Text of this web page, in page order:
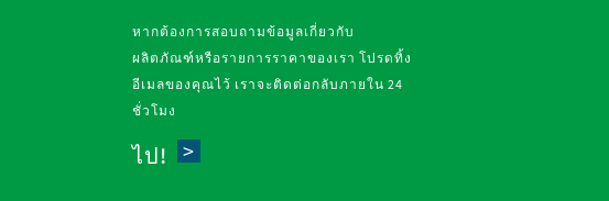
หากต้องการสอบถามข้อมูลเกี่ยวกับ
ผลิตภัณฑ์หรือรายการราคาของเรา โปรดทิ้ง
อีเมลของคุณไว้ เราจะติดต่อกลับภายใน 24
ชั่วโมง
ไป!